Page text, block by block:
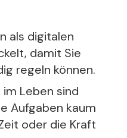
als digitalen
damit Sie
regeln können.
Leben sind
Aufgaben kaum
oder die Kraft